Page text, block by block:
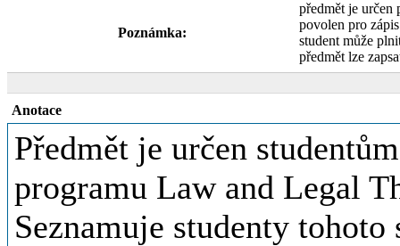
Poznámka:
předmět je určen
povolen pro
student může
předmět lze
Anotace
Předmět je určen
programu Law and Legal
Seznamuje studenty